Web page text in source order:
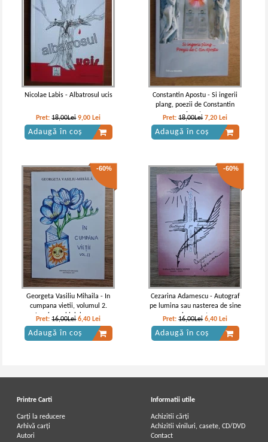
Nicolae Labis - Albatrosul ucis
Pret:18,00Lei 9,00 Lei
Adaugă în coș
Constantin Apostu - Si ingerii
plang, poezii de Constantin
Apostu
Pret:18,00Lei 7,20 Lei
Adaugă în coș
-60%
Georgeta Vasiliu Mihaila - In
cumpana vietii, volumul 2.
Lumina ochiului ceresc
Pret:16,00Lei 6,40 Lei
Adaugă în coș
-60%
Cezarina Adamescu - Autograf
pe lumina sau nasterea de sine
in cuvant
Pret:16,00Lei 6,40 Lei
Adaugă în coș
Printre Carti
Carți la reducere
Arhivă carți
Autori
Informatii utile
Achizitii cărți
Achizitii viniluri, casete, CD/DVD
Contact